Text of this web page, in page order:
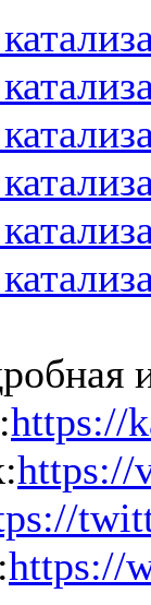
https://
https://
https://